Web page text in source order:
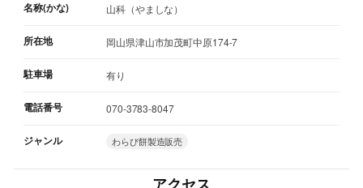
名称(かな) 山科（やましな）
所在地 岡山県津山市加茂町中原174-7
駐車場 有り
電話番号 070-3783-8047
ジャンル わらび餅製造販売